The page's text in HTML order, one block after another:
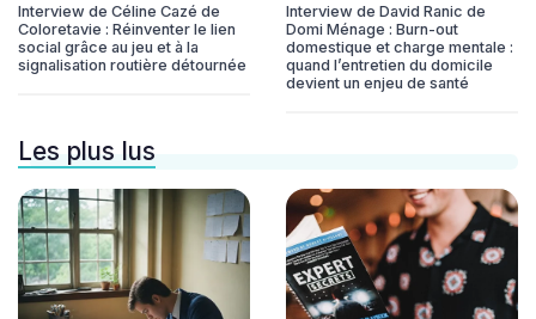
Interview de Céline Cazé de
Coloretavie : Réinventer le lien
social grâce au jeu et à la
signalisation routière détournée
Interview de David Ranic de
Domi Ménage : Burn-out
domestique et charge mentale :
quand l’entretien du domicile
devient un enjeu de santé
Les plus lus